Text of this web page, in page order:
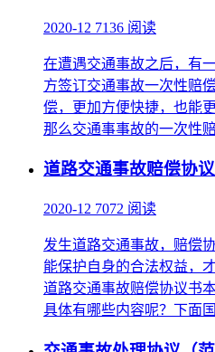
2020-12 7136 阅读
在遭遇交通事故之后，有
方签订交通事故一次性赔
偿，更加方便快捷，也能
那么交通事事故的一次性
道路交通事故赔偿协议
2020-12 7072 阅读
发生道路交通事故，赔偿
能保护自身的合法权益，
道路交通事故赔偿协议书
具体有哪些内容呢？下面